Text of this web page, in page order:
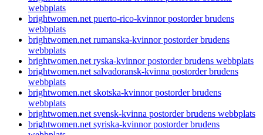
webbplats
brightwomen.net puerto-rico-kvinnor postorder brudens
webbplats
brightwomen.net rumanska-kvinnor postorder brudens
webbplats
brightwomen.net ryska-kvinnor postorder brudens webbplats
brightwomen.net salvadoransk-kvinna postorder brudens
webbplats
brightwomen.net skotska-kvinnor postorder brudens
webbplats
brightwomen.net svensk-kvinna postorder brudens webbplats
brightwomen.net syriska-kvinnor postorder brudens